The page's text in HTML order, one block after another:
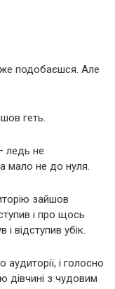
подобаєшся. Але
геть.
ледь не
мало не до нуля.
зайшов
і про щось
відступив убік.
і голосно
дівчині з чудовим